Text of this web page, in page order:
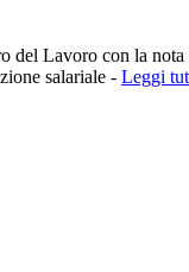
Lavoro con la
salariale - Leggi